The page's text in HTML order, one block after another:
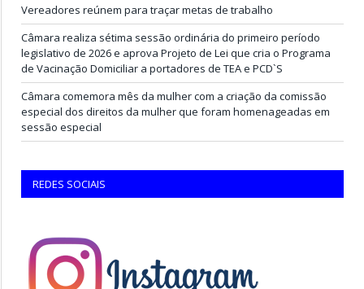
Vereadores reúnem para traçar metas de trabalho
Câmara realiza sétima sessão ordinária do primeiro período
legislativo de 2026 e aprova Projeto de Lei que cria o Programa
de Vacinação Domiciliar a portadores de TEA e PCD`S
Câmara comemora mês da mulher com a criação da comissão
especial dos direitos da mulher que foram homenageadas em
sessão especial
REDES SOCIAIS